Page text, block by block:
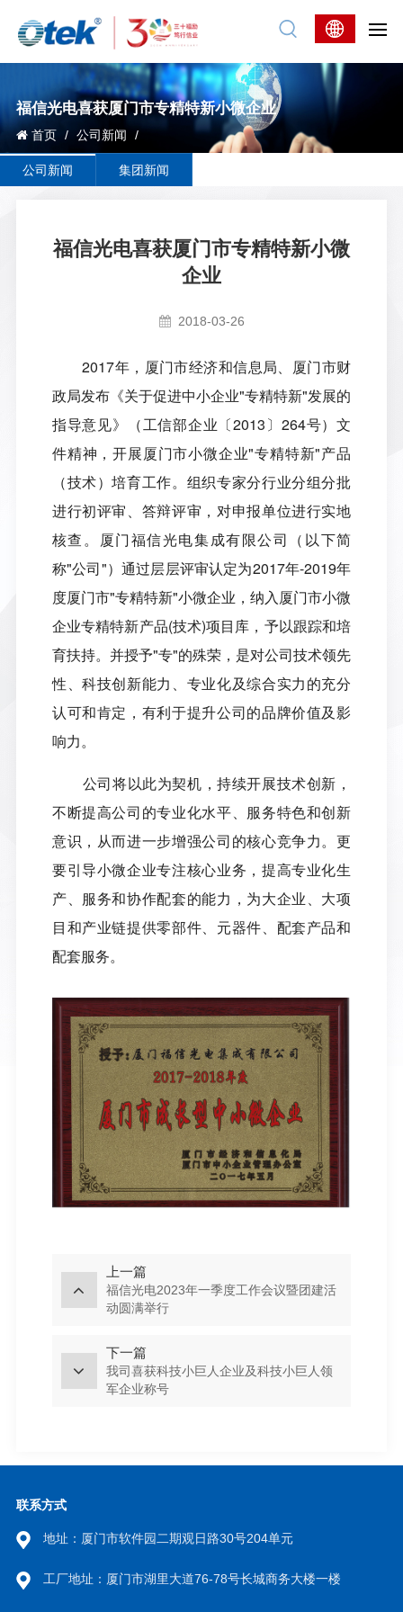
福信光电喜获厦门市专精特新小微企业
首页 / 公司新闻 /
公司新闻 集团新闻
福信光电喜获厦门市专精特新小微
企业
2018-03-26
2017年，厦门市经济和信息局、厦门市财
政局发布《关于促进中小企业"专精特新"发展的
指导意见》（工信部企业〔2013〕 264号）文
件精神，开展厦门市小微企业"专精特新"产品
（技术）培育工作。组织专家分行业分组分批
进行初评审、答辩评审，对申报单位进行实地
核查。厦门福信光电集成有限公司（以下简
称"公司"）通过层层评审认定为2017年-2019年
度厦门市"专精特新"小微企业，纳入厦门市小微
企业专精特新产品(技术)项目库，予以跟踪和培
育扶持。并授予"专"的殊荣，是对公司技术领先
性、科技创新能力、专业化及综合实力的充分
认可和肯定，有利于提升公司的品牌价值及影
响力。
公司将以此为契机，持续开展技术创新，
不断提高公司的专业化水平、服务特色和创新
意识，从而进一步增强公司的核心竞争力。更
要引导小微企业专注核心业务，提高专业化生
产、服务和协作配套的能力，为大企业、大项
目和产业链提供零部件、元器件、配套产品和
配套服务。
上一篇
福信光电2023年一季度工作会议暨团建活
动圆满举行
下一篇
我司喜获科技小巨人企业及科技小巨人领
军企业称号
联系方式
地址：厦门市软件园二期观日路30号204单元
工厂地址：厦门市湖里大道76-78号长城商务大楼一楼